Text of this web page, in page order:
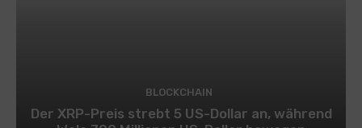
BLOCKCHAIN
Der XRP-Preis strebt 5 US-Dollar an, während